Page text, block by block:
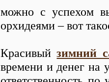
можно с успехом
орхидеями – вот
Красивыйзимний
времени и денег на